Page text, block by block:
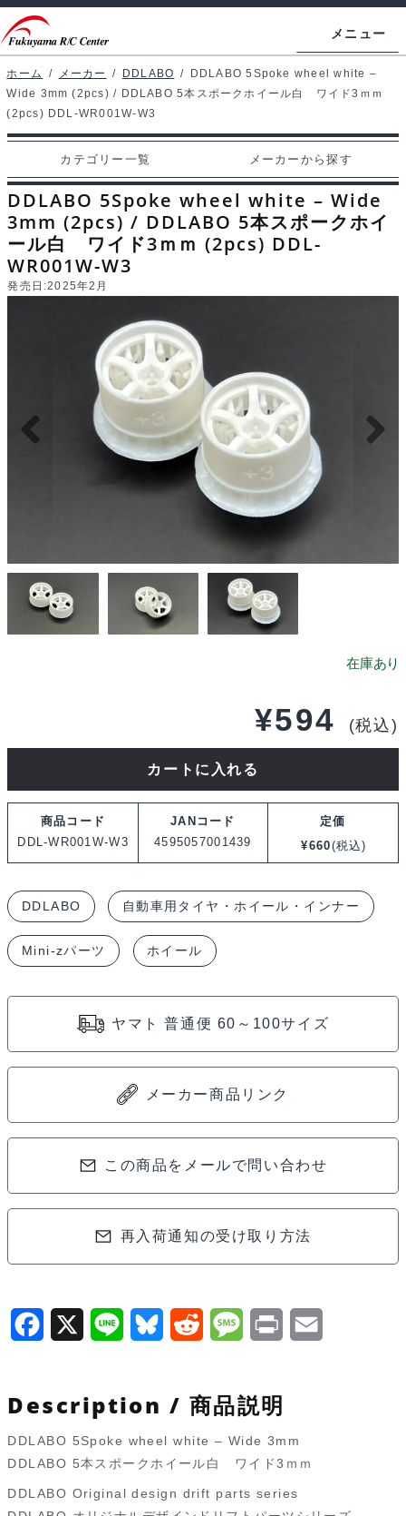
ビ
ゲ
ー
シ
ョ
へ
ス
キ
ッ
プ
ン
テ
ン
ツ
へ
キ
ッ
プ
メニュー
ホームページ
マイアカウント
カート
カテゴリー一覧
お問い合わせ
ホーム / メーカー / DDLABO / DDLABO 5Spoke wheel white –
Wide 3mm (2pcs) / DDLABO 5本スポークホイール白 ワイド3ｍｍ
(2pcs) DDL-WR001W-W3
カテゴリー一覧 メーカーから探す
DDLABO 5Spoke wheel white – Wide
3mm (2pcs) / DDLABO 5本スポークホイ
ール白 ワイド3ｍｍ (2pcs) DDL-
WR001W-W3
発売日:2025年2月
¥594 (税込)
white
–
3mm
(2pcs)
/
ス
ク
イ
ー
白
イ
ド
ｍ
(2pcs)
DDL-
WR001W-
カートに入れる
商品コード
DDL-WR001W-W3
JANコード
4595057001439
定価
¥660(税込)
DDLABO 自動車用タイヤ・ホイール・インナー
Mini-zパーツ ホイール
ヤマト 普通便 60～100サイズ
メーカー商品リンク
この商品をメールで問い合わせ
再入荷通知の受け取り方法
o
X B R
t
M
s
P
Description / 商品説明
DDLABO 5Spoke wheel white – Wide 3mm
DDLABO 5本スポークホイール白 ワイド3ｍｍ
DDLABO Original design drift parts series